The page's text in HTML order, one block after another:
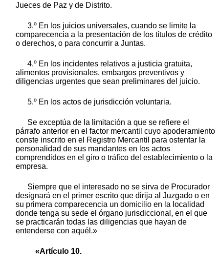
Jueces de Paz y de Distrito.
3.º En los juicios universales, cuando se limite la
comparecencia a la presentación de los títulos de crédito
o derechos, o para concurrir a Juntas.
4.º En los incidentes relativos a justicia gratuita,
alimentos provisionales, embargos preventivos y
diligencias urgentes que sean preliminares del juicio.
5.º En los actos de jurisdicción voluntaria.
Se exceptúa de la limitación a que se refiere el
párrafo anterior en el factor mercantil cuyo apoderamiento
conste inscrito en el Registro Mercantil para ostentar la
personalidad de sus mandantes en los actos
comprendidos en el giro o tráfico del establecimiento o la
empresa.
Siempre que el interesado no se sirva de Procurador
designará en el primer escrito que dirija al Juzgado o en
su primera comparecencia un domicilio en la localidad
donde tenga su sede el órgano jurisdiccional, en el que
se practicarán todas las diligencias que hayan de
entenderse con aquél.»
«Artículo 10.